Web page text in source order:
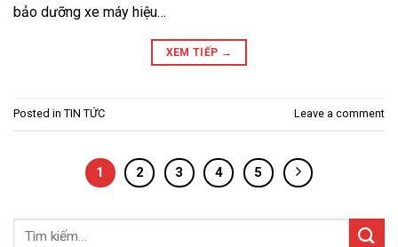
bảo dưỡng xe máy hiệu…
XEM TIẾP →
Posted in TIN TỨC Leave a comment
1 2 3 4 5